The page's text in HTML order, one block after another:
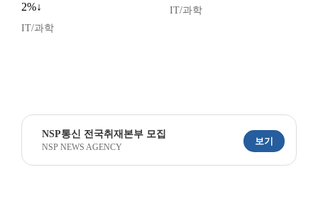
2%↓
IT/과학
IT/과학
NSP통신 전국취재본부 모집
NSP NEWS AGENCY
보기